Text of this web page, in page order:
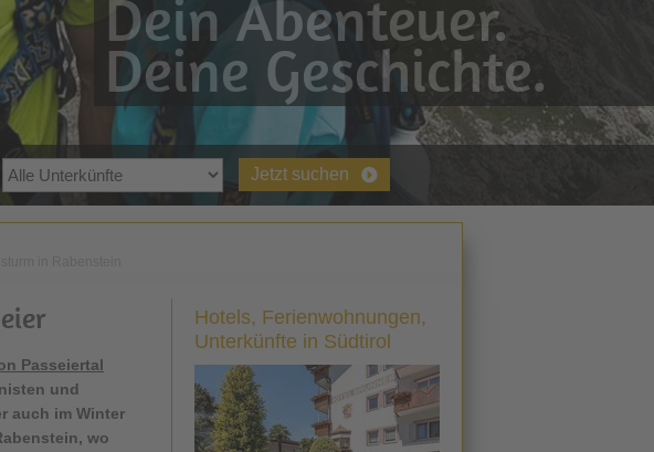
Dein Abenteuer.
Deine Geschichte.
Jetzt suchen
Passeiertal
und
auch im Winter
wo
Hotels, Ferienwohnungen,
Unterkünfte in Südtirol